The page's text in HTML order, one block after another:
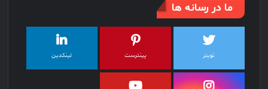
ما در رسانه ها
تویتر پینترست لینکدین